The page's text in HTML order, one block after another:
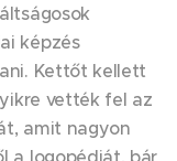
képzés
Kettőt kellett
vették fel az
amit nagyon
a logopédiát, bár